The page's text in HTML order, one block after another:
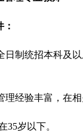
日制统招本科及
理经验丰富，在
35岁以下。